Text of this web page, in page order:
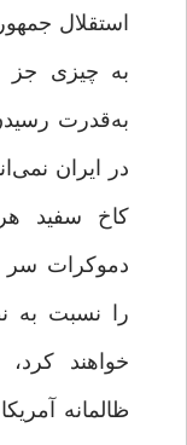
استقلال
به چیزی جز
به‌قدرت
در ایران
کاخ سفید
دموکرات سر
را نسبت به
خواهند
ظالمانه